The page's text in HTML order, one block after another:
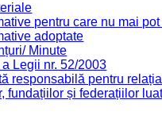
pentru care nu mai
adoptate
Minute
Legii nr. 52/2003
responsabilă pentru
fundațiilor și federațiilor